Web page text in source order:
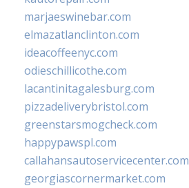
marjaeswinebar.com
elmazatlanclinton.com
ideacoffeenyc.com
odieschillicothe.com
lacantinitagalesburg.com
pizzadeliverybristol.com
greenstarsmogcheck.com
happypawspl.com
callahansautoservicecenter.com
georgiascornermarket.com